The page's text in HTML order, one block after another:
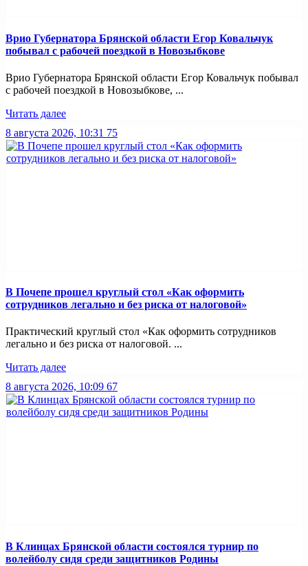
Врио Губернатора Брянской области Егор Ковальчук
побывал с рабочей поездкой в Новозыбкове
Врио Губернатора Брянской области Егор Ковальчук побывал
с рабочей поездкой в Новозыбкове, ...
Читать далее
8 августа 2026, 10:31 75
В Почепе прошел круглый стол «Как оформить
сотрудников легально и без риска от налоговой»
Практический круглый стол «Как оформить сотрудников
легально и без риска от налоговой. ...
Читать далее
8 августа 2026, 10:09 67
В Клинцах Брянской области состоялся турнир по
волейболу сидя среди защитников Родины